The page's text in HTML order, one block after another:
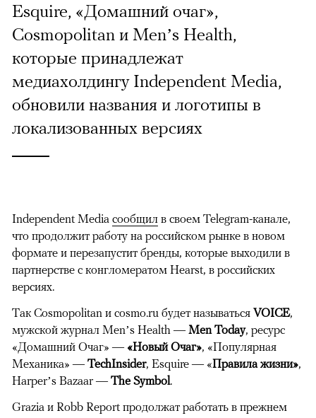
Esquire, «Домашний очаг»,
Cosmopolitan и Men’s Health,
которые принадлежат
медиахолдингу Independent Media,
обновили названия и логотипы в
локализованных версиях
Independent Media сообщил в своем Telegram-канале,
что продолжит работу на российском рынке в новом
формате и перезапустит бренды, которые выходили в
партнерстве с конгломератом Hearst, в российских
версиях.
Так Cosmopolitan и cosmo.ru будет называться VOICE,
мужской журнал Men’s Health — Men Today, ресурс
«Домашний Очаг» — «Новый Очаг», «Популярная
Механика» — TechInsider, Esquire — «Правила жизни»,
Harper’s Bazaar — The Symbol.
Grazia и Robb Report продолжат работать в прежнем